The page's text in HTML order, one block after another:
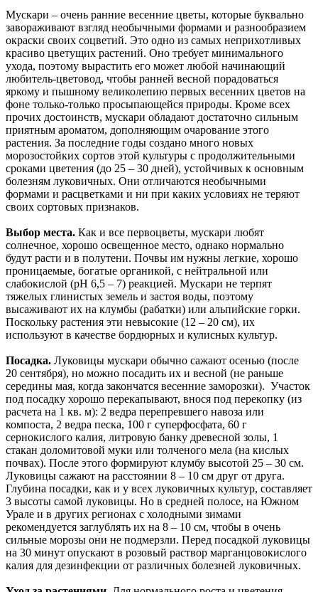
Мускари – очень ранние весенние цветы, которые буквально
завораживают взгляд необычными формами и разнообразием
окраски своих соцветий. Это одно из самых неприхотливых
красиво цветущих растений. Оно требует минимального
ухода, поэтому вырастить его может любой начинающий
любитель-цветовод, чтобы ранней весной порадоваться
яркому и пышному великолепию первых весенних цветов на
фоне только-только просыпающейся природы. Кроме всех
прочих достоинств, мускари обладают достаточно сильным
приятным ароматом, дополняющим очарование этого
растения. За последние годы создано много новых
морозостойких сортов этой культуры с продолжительными
сроками цветения (до 25 – 30 дней), устойчивых к основным
болезням луковичных. Они отличаются необычными
формами и расцветками и ни при каких условиях не теряют
своих сортовых признаков.
Выбор места. Как и все первоцветы, мускари любят
солнечное, хорошо освещенное место, однако нормально
будут расти и в полутени. Почвы им нужны легкие, хорошо
проницаемые, богатые органикой, с нейтральной или
слабокислой (рН 6,5 – 7) реакцией. Мускари не терпят
тяжелых глинистых земель и застоя воды, поэтому
высаживают их на клумбы (рабатки) или альпийские горки.
Поскольку растения эти невысокие (12 – 20 см), их
используют в качестве бордюрных и кулисных культур.
Посадка. Луковицы мускари обычно сажают осенью (после
20 сентября), но можно посадить их и весной (не раньше
середины мая, когда закончатся весенние заморозки). Участок
под посадку хорошо перекапывают, внося под перекопку (из
расчета на 1 кв. м): 2 ведра перепревшего навоза или
компоста, 2 ведра песка, 100 г суперфосфата, 60 г
сернокислого калия, литровую банку древесной золы, 1
стакан доломитовой муки или толченого мела (на кислых
почвах). После этого формируют клумбу высотой 25 – 30 см.
Луковицы сажают на расстоянии 8 – 10 см друг от друга.
Глубина посадки, как и у всех луковичных культур, составляет
3 высоты самой луковицы. Но в средней полосе, на Южном
Урале и в других регионах с холодными зимами
рекомендуется заглублять их на 8 – 10 см, чтобы в очень
сильные морозы они не подмерзли. Перед посадкой луковицы
на 30 минут опускают в розовый раствор марганцовокислого
калия для дезинфекции от различных болезней луковичных.